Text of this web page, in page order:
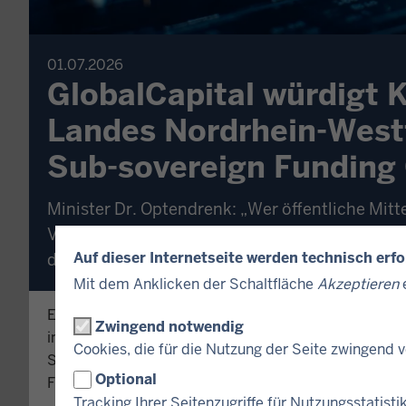
Auf dieser Internetseite werden technisch
Mit dem Anklicken der Schaltfläche Akzeptieren
Zwingend notwendig
Cookies, die für die Nutzung der Seite zwingend
Optional
01.07.2026
GlobalCapital würdigt
Landes Nordrhein-
Sub-sovereign
Minister Dr. Optendrenk: „Wer öffentliche
Verlässlichkeit und ein gutes Gespür für
der Finanzen.“
Erneute Auszeichnung für das Kapitalmarkt-Team
internationale Fachmedium GlobalCapital hat
Sub-sovereign Funding Official“ ausgezeichnet.
Finanzierungsexperten bestimmter staatlicher